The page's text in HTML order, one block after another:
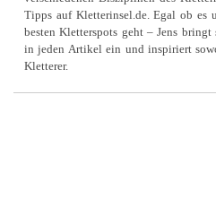
Tipps auf Kletterinsel.de. Egal ob es
besten Kletterspots geht – Jens
in jeden Artikel ein und inspiriert
Kletterer.